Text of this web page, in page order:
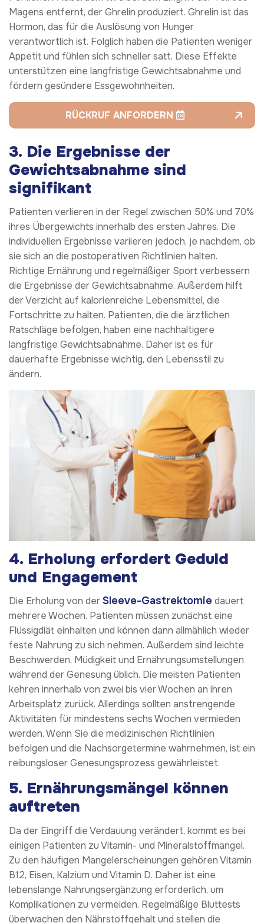
Magens entfernt, der Ghrelin produziert. Ghrelin ist das
Hormon, das für die Auslösung von Hunger
verantwortlich ist. Folglich haben die Patienten weniger
Appetit und fühlen sich schneller satt. Diese Effekte
unterstützen eine langfristige Gewichtsabnahme und
fördern gesündere Essgewohnheiten.
RÜCKRUF ANFORDERN
3. Die Ergebnisse der
Gewichtsabnahme sind
signifikant
Patienten verlieren in der Regel zwischen 50% und 70%
ihres Übergewichts innerhalb des ersten Jahres. Die
individuellen Ergebnisse variieren jedoch, je nachdem, ob
sie sich an die postoperativen Richtlinien halten.
Richtige Ernährung und regelmäßiger Sport verbessern
die Ergebnisse der Gewichtsabnahme. Außerdem hilft
der Verzicht auf kalorienreiche Lebensmittel, die
Fortschritte zu halten. Patienten, die die ärztlichen
Ratschläge befolgen, haben eine nachhaltigere
langfristige Gewichtsabnahme. Daher ist es für
dauerhafte Ergebnisse wichtig, den Lebensstil zu
ändern.
4. Erholung erfordert Geduld
und Engagement
Die Erholung von derSleeve-Gastrektomie dauert
mehrere Wochen. Patienten müssen zunächst eine
Flüssigdiät einhalten und können dann allmählich wieder
feste Nahrung zu sich nehmen. Außerdem sind leichte
Beschwerden, Müdigkeit und Ernährungsumstellungen
während der Genesung üblich. Die meisten Patienten
kehren innerhalb von zwei bis vier Wochen an ihren
Arbeitsplatz zurück. Allerdings sollten anstrengende
Aktivitäten für mindestens sechs Wochen vermieden
werden. Wenn Sie die medizinischen Richtlinien
befolgen und die Nachsorgetermine wahrnehmen, ist ein
reibungsloser Genesungsprozess gewährleistet.
5. Ernährungsmängel können
auftreten
Da der Eingriff die Verdauung verändert, kommt es bei
einigen Patienten zu Vitamin- und Mineralstoffmangel.
Zu den häufigen Mangelerscheinungen gehören Vitamin
B12, Eisen, Kalzium und Vitamin D. Daher ist eine
lebenslange Nahrungsergänzung erforderlich, um
Komplikationen zu vermeiden. Regelmäßige Bluttests
überwachen den Nährstoffgehalt und stellen die